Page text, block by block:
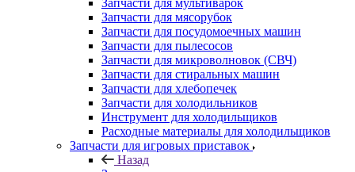
Запчасти для мультиварок
Запчасти для мясорубок
Запчасти для посудомоечных машин
Запчасти для пылесосов
Запчасти для микроволновок (СВЧ)
Запчасти для стиральных машин
Запчасти для хлебопечек
Запчасти для холодильников
Инструмент для холодильщиков
Расходные материалы для холодильщиков
Запчасти для игровых приставок
Назад